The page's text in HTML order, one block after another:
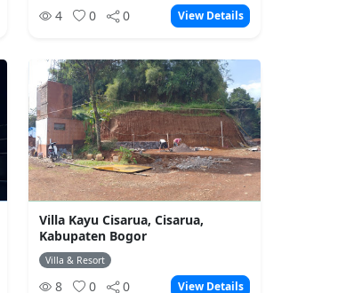
4 0 0 View Details
Villa Kayu Cisarua, Cisarua,
Kabupaten Bogor
Villa & Resort
8 0 0 View Details